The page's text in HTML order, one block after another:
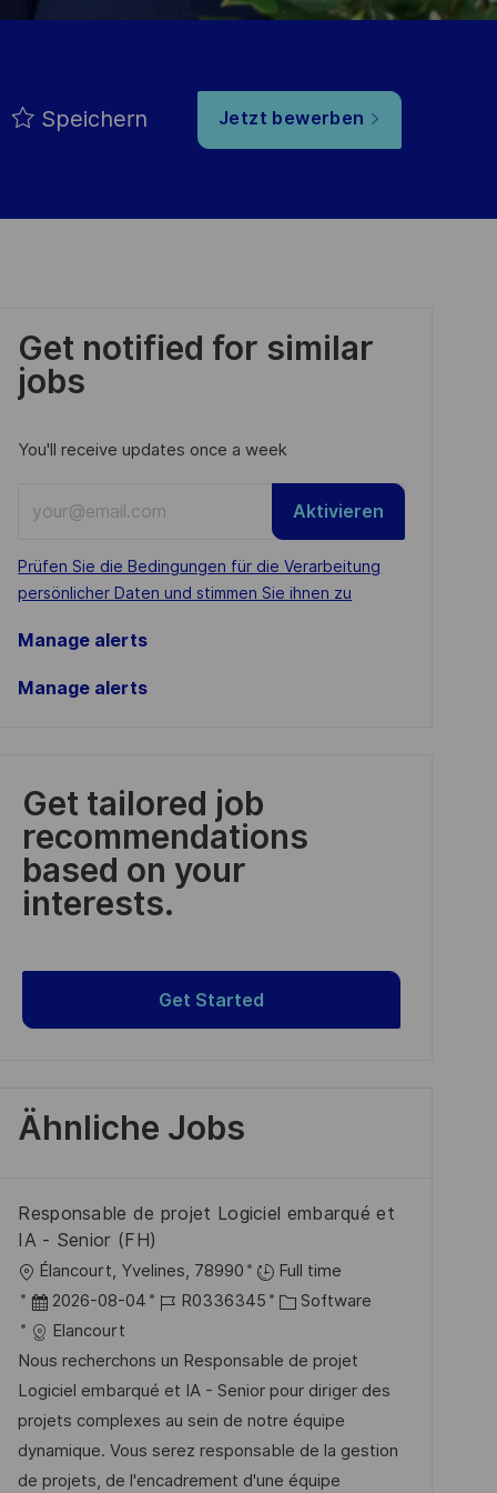
Speichern Jetzt bewerben
Get notified for similar
jobs
You'll receive updates once a week
Email
address
(Required)
Required
Prüfen Sie die Bedingungen für die Verarbeitung
persönlicher Daten und stimmen Sie ihnen zu
Aktivieren
Manage alerts
Manage alerts
Get tailored job
recommendations
based on your
interests.
Get Started
Ähnliche Jobs
Responsable de projet Logiciel embarqué et
IA - Senior (FH)
O
r
t
Élancourt, Yvelines, 78990
Full time
D
a
t
u
m
d
e
2026-08-04
J
b
-
I
D
R0336345
K
t
e
g
o
r
Software
Elancourt
Nous recherchons un Responsable de projet
Logiciel embarqué et IA - Senior pour diriger des
projets complexes au sein de notre équipe
dynamique. Vous serez responsable de la gestion
de projets, de l'encadrement d'une équipe